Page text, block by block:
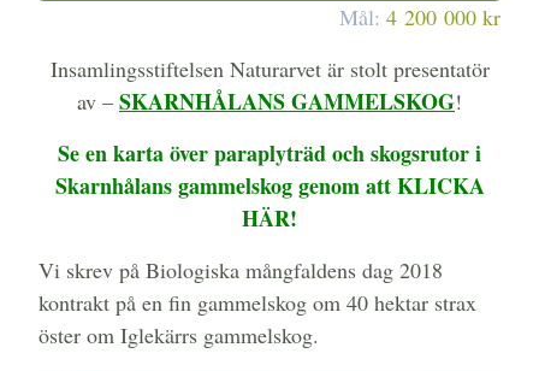
Mål: 4 200 000 kr
Insamlingsstiftelsen Naturarvet är stolt presentatör
av – SKARNHÅLANS GAMMELSKOG!
Se en karta över paraplyträd och skogsrutor i
Skarnhålans gammelskog genom att KLICKA
HÄR!
Vi skrev på Biologiska mångfaldens dag 2018
kontrakt på en fin gammelskog om 40 hektar strax
öster om Iglekärrs gammelskog.